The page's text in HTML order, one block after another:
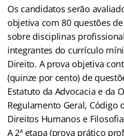
Os candidatos serão
objetiva com 80 questões
sobre disciplinas
integrantes do currículo
Direito. A prova objetiva
(quinze por cento) de
Estatuto da Advocacia e da
Regulamento Geral, Código
Direitos Humanos e
A 2ª etapa (prova prático